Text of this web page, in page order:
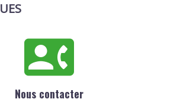
Nous contacter